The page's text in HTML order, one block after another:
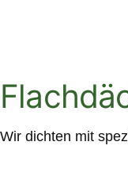
Wir dichten mit